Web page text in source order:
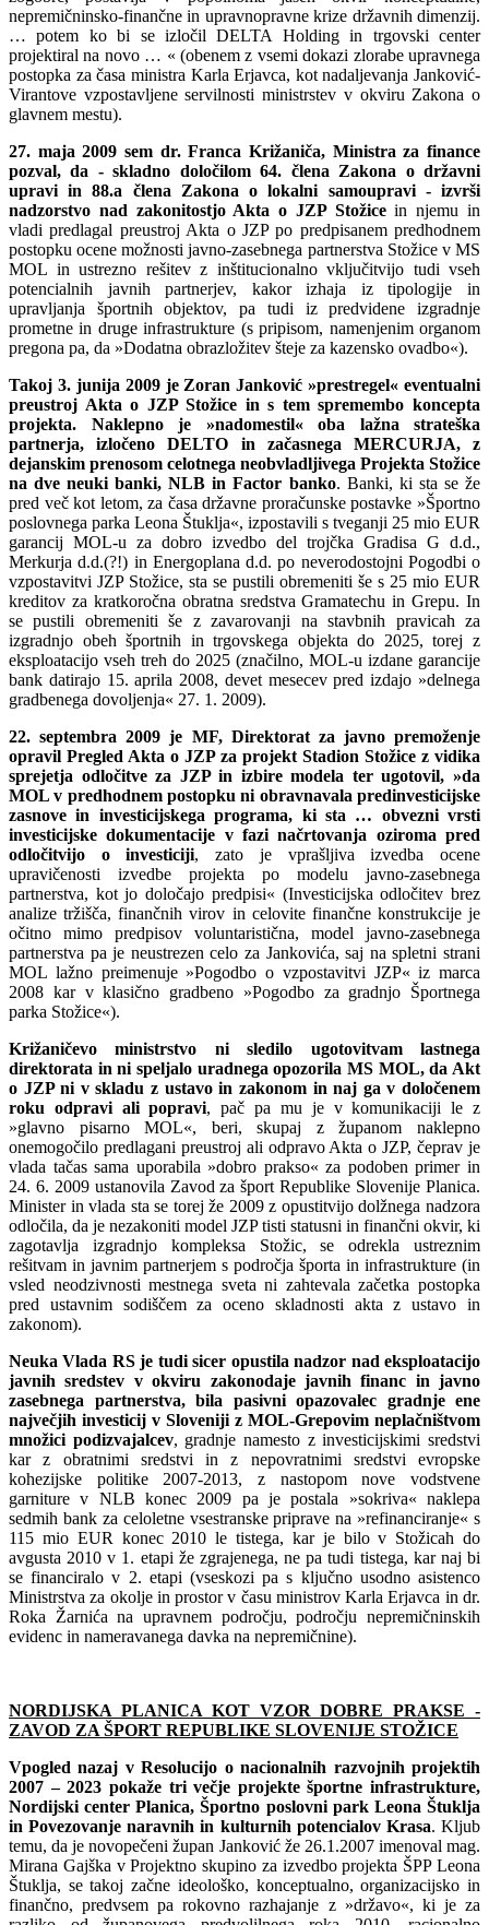
nepremičninsko-finančne in upravnopravne krize državnih dimenzij.
… potem ko bi se izločil DELTA Holding in trgovski center
projektiral na novo … « (obenem z vsemi dokazi zlorabe upravnega
postopka za časa ministra Karla Erjavca, kot nadaljevanja Janković-
Virantove vzpostavljene servilnosti ministrstev v okviru Zakona o
glavnem mestu).
27. maja 2009 sem dr. Franca Križaniča, Ministra za finance
pozval, da - skladno določilom 64. člena Zakona o državni
upravi in 88.a člena Zakona o lokalni samoupravi - izvrši
nadzorstvo nad zakonitostjo Akta o JZP Stožicein njemu in
vladi predlagal preustroj Akta o JZP po predpisanem predhodnem
postopku ocene možnosti javno-zasebnega partnerstva Stožice v MS
MOL in ustrezno rešitev z inštitucionalno vključitvijo tudi vseh
potencialnih javnih partnerjev, kakor izhaja iz tipologije in
upravljanja športnih objektov, pa tudi iz predvidene izgradnje
prometne in druge infrastrukture (s pripisom, namenjenim organom
pregona pa, da »Dodatna obrazložitev šteje za kazensko ovadbo«).
Takoj 3. junija 2009 je Zoran Janković »prestregel« eventualni
preustroj Akta o JZP Stožice in s tem spremembo koncepta
projekta. Naklepno je »nadomestil« oba lažna strateška
partnerja, izločeno DELTO in začasnega MERCURJA, z
dejanskim prenosom celotnega neobvladljivega Projekta Stožice
na dve neuki banki, NLB in Factor banko. Banki, ki sta se že
pred več kot letom, za časa državne proračunske postavke »Športno
poslovnega parka Leona Štuklja«, izpostavili s tveganji 25 mio EUR
garancij MOL-u za dobro izvedbo del trojčka Gradisa G d.d.,
Merkurja d.d.(?!) in Energoplana d.d. po neverodostojni Pogodbi o
vzpostavitvi JZP Stožice, sta se pustili obremeniti še s 25 mio EUR
kreditov za kratkoročna obratna sredstva Gramatechu in Grepu. In
se pustili obremeniti še z zavarovanji na stavbnih pravicah za
izgradnjo obeh športnih in trgovskega objekta do 2025, torej z
eksploatacijo vseh treh do 2025 (značilno, MOL-u izdane garancije
bank datirajo 15. aprila 2008, devet mesecev pred izdajo »delnega
gradbenega dovoljenja« 27. 1. 2009).
22. septembra 2009 je MF, Direktorat za javno premoženje
opravil Pregled Akta o JZP za projekt Stadion Stožice z vidika
sprejetja odločitve za JZP in izbire modela ter ugotovil, »da
MOL v predhodnem postopku ni obravnavala predinvesticijske
zasnove in investicijskega programa, ki sta … obvezni vrsti
investicijske dokumentacije v fazi načrtovanja oziroma pred
odločitvijo o investiciji, zato je vprašljiva izvedba ocene
upravičenosti izvedbe projekta po modelu javno-zasebnega
partnerstva, kot jo določajo predpisi« (Investicijska odločitev brez
analize tržišča, finančnih virov in celovite finančne konstrukcije je
očitno mimo predpisov voluntaristična, model javno-zasebnega
partnerstva pa je neustrezen celo za Jankovića, saj na spletni strani
MOL lažno preimenuje »Pogodbo o vzpostavitvi JZP« iz marca
2008 kar v klasično gradbeno »Pogodbo za gradnjo Športnega
parka Stožice«).
Križaničevo ministrstvo ni sledilo ugotovitvam lastnega
direktorata in ni speljalo uradnega opozorila MS MOL, da Akt
o JZP ni v skladu z ustavo in zakonom in naj ga v določenem
roku odpravi ali popravi, pač pa mu je v komunikaciji le z
»glavno pisarno MOL«, beri, skupaj z županom naklepno
onemogočilo predlagani preustroj ali odpravo Akta o JZP, čeprav je
vlada tačas sama uporabila »dobro prakso« za podoben primer in
24. 6. 2009 ustanovila Zavod za šport Republike Slovenije Planica.
Minister in vlada sta se torej že 2009 z opustitvijo dolžnega nadzora
odločila, da je nezakoniti model JZP tisti statusni in finančni okvir, ki
zagotavlja izgradnjo kompleksa Stožic, se odrekla ustreznim
rešitvam in javnim partnerjem s področja športa in infrastrukture (in
vsled neodzivnosti mestnega sveta ni zahtevala začetka postopka
pred ustavnim sodiščem za oceno skladnosti akta z ustavo in
zakonom).
Neuka Vlada RS je tudi sicer opustila nadzor nad eksploatacijo
javnih sredstev v okviru zakonodaje javnih financ in javno
zasebnega partnerstva, bila pasivni opazovalec gradnje ene
največjih investicij v Sloveniji z MOL-Grepovim neplačništvom
množici podizvajalcev, gradnje namesto z investicijskimi sredstvi
kar z obratnimi sredstvi in z nepovratnimi sredstvi evropske
kohezijske politike 2007-2013, z nastopom nove vodstvene
garniture v NLB konec 2009 pa je postala »sokriva« naklepa
sedmih bank za celoletne vsestranske priprave na »refinanciranje« s
115 mio EUR konec 2010 le tistega, kar je bilo v Stožicah do
avgusta 2010 v 1. etapi že zgrajenega, ne pa tudi tistega, kar naj bi
se financiralo v 2. etapi (vseskozi pa s ključno usodno asistenco
Ministrstva za okolje in prostor v času ministrov Karla Erjavca in dr.
Roka Žarnića na upravnem področju, področju nepremičninskih
evidenc in nameravanega davka na nepremičnine).
NORDIJSKA PLANICA KOT VZOR DOBRE PRAKSE -
ZAVOD ZA ŠPORT REPUBLIKE SLOVENIJE STOŽICE
Vpogled nazaj v Resolucijo o nacionalnih razvojnih projektih
2007 – 2023 pokaže tri večje projekte športne infrastrukture,
Nordijski center Planica, Športno poslovni park Leona Štuklja
in Povezovanje naravnih in kulturnih potencialov Krasa. Kljub
temu, da je novopečeni župan Janković že 26.1.2007 imenoval mag.
Mirana Gajška v Projektno skupino za izvedbo projekta ŠPP Leona
Štuklja, se takoj začne ideološko, konceptualno, organizacijsko in
finančno, predvsem pa rokovno razhajanje z »državo«, ki je za